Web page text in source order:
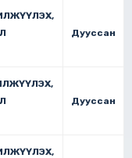
Дууссан
Дууссан